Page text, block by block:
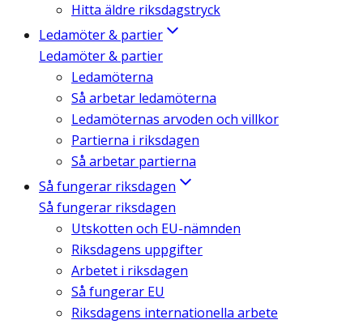
Hitta äldre riksdagstryck
Ledamöter & partier
Ledamöter & partier
Ledamöterna
Så arbetar ledamöterna
Ledamöternas arvoden och villkor
Partierna i riksdagen
Så arbetar partierna
Så fungerar riksdagen
Så fungerar riksdagen
Utskotten och EU-nämnden
Riksdagens uppgifter
Arbetet i riksdagen
Så fungerar EU
Riksdagens internationella arbete